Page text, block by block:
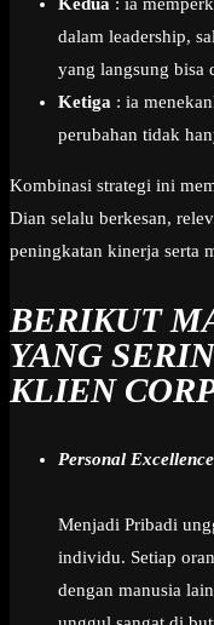
dalam leadership,
yang langsung bisa
Ketiga : ia
perubahan tidak
Kombinasi strategi ini
Dian selalu berkesan,
peningkatan kinerja serta
BERIKUT
YANG
KLIEN
Personal
Menjadi Pribadi
individu. Setiap
dengan manusia